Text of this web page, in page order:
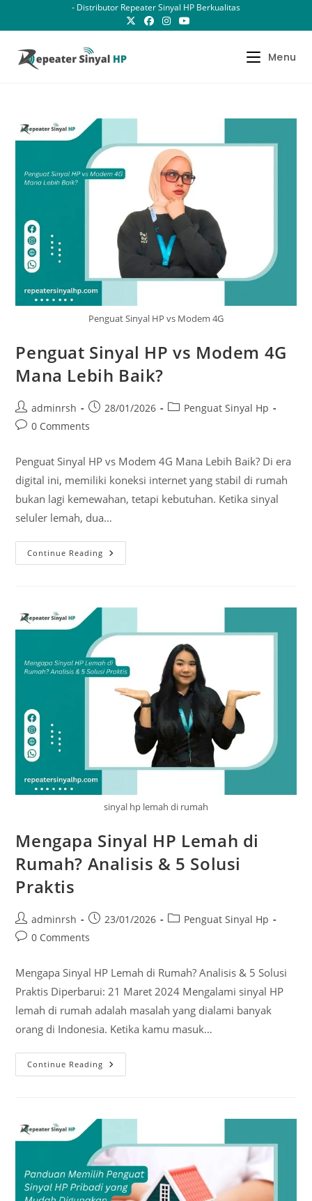
- Distributor Repeater Sinyal HP Berkualitas
Menu
Penguat Sinyal HP vs Modem 4G
Penguat Sinyal HP vs Modem 4G
Mana Lebih Baik?
Post
author:
adminrsh
Post
published:
28/01/2026
PostPenguat Sinyal Hp
Post0 Comments
Penguat Sinyal HP vs Modem 4G Mana Lebih Baik? Di era
digital ini, memiliki koneksi internet yang stabil di rumah
bukan lagi kemewahan, tetapi kebutuhan. Ketika sinyal
seluler lemah, dua…
Continue Reading Penguat
Sinyal
Mana
Baik?
sinyal hp lemah di rumah
Mengapa Sinyal HP Lemah di
Rumah? Analisis & 5 Solusi
Praktis
Post
author:
adminrsh
Post
published:
23/01/2026
PostPenguat Sinyal Hp
Post0 Comments
Mengapa Sinyal HP Lemah di Rumah? Analisis & 5 Solusi
Praktis Diperbarui: 21 Maret 2024 Mengalami sinyal HP
lemah di rumah adalah masalah yang dialami banyak
orang di Indonesia. Ketika kamu masuk…
Continue Reading Mengapa
Sinyal
Analisis
5
Solusi
Praktis